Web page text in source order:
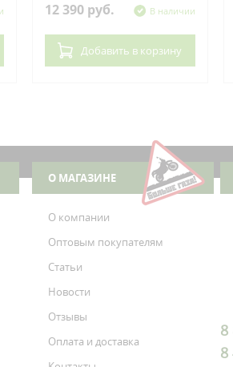
12 390 руб. В наличии
Добавить в корзину
О МАГАЗИНЕ
О компании
Оптовым покупателям
Статьи
Новости
Отзывы
Оплата и доставка
8
8